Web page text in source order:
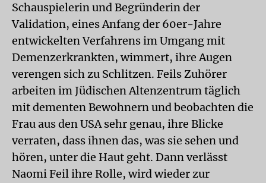
Schauspielerin und Begründerin der
Validation, eines Anfang der 60er-Jahre
entwickelten Verfahrens im Umgang mit
Demenzerkrankten, wimmert, ihre Augen
verengen sich zu Schlitzen. Feils Zuhörer
arbeiten im Jüdischen Altenzentrum täglich
mit dementen Bewohnern und beobachten die
Frau aus den USA sehr genau, ihre Blicke
verraten, dass ihnen das, was sie sehen und
hören, unter die Haut geht. Dann verlässt
Naomi Feil ihre Rolle, wird wieder zur